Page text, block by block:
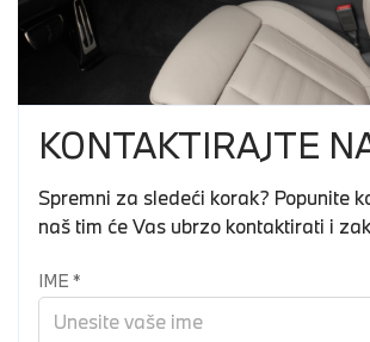
KONTAKTIRAJTE
Spremni za sledeći korak? Popunite
naš tim će Vas ubrzo kontaktirati i
IME *